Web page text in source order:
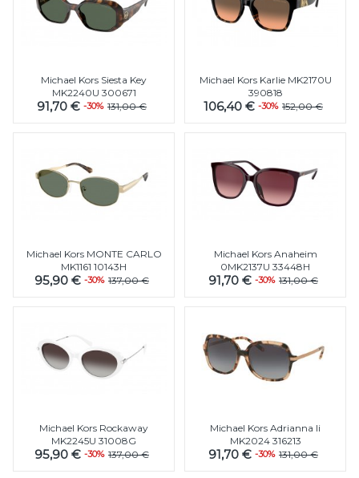
Michael Kors Siesta Key
MK2240U 300671
91,70 € -30% 131,00 €
Michael Kors Karlie MK2170U
390818
106,40 € -30% 152,00 €
Michael Kors MONTE CARLO
MK1161 10143H
95,90 € -30% 137,00 €
Michael Kors Anaheim
0MK2137U 33448H
91,70 € -30% 131,00 €
Michael Kors Rockaway
MK2245U 31008G
95,90 € -30% 137,00 €
Michael Kors Adrianna Ii
MK2024 316213
91,70 € -30% 131,00 €